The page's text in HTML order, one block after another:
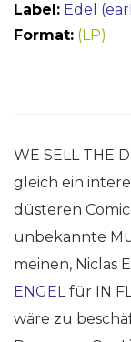
Label: Edel
Format: (LP)
WE SELL THE
gleich ein
düsteren
unbekannte
meinen, Niclas
ENGELfür IN
wäre zu